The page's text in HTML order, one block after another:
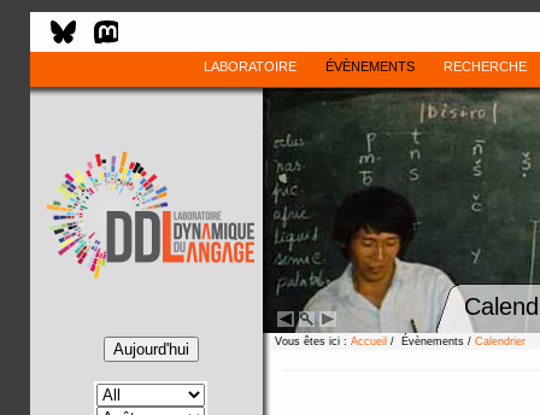
LABORATOIRE ÉVÈNEMENTS RECHERCHE
Vous êtes ici : Accueil / Évènements / Calendrier